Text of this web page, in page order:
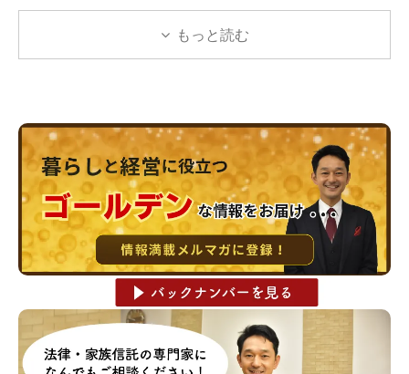
もっと読む